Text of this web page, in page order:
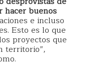
hacer buenos
e incluso
Esto es lo que
proyectos que
territorio”,